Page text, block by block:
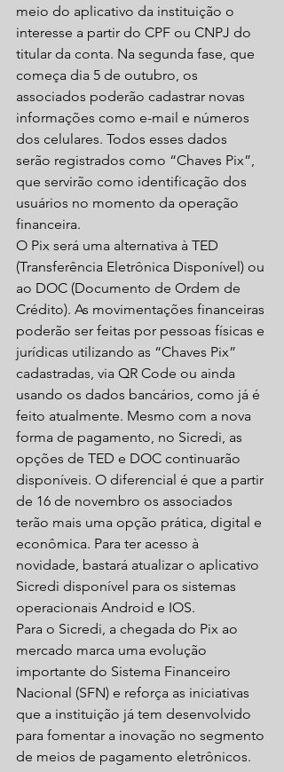
meio do aplicativo da instituição o
interesse a partir do CPF ou CNPJ do
titular da conta. Na segunda fase, que
começa dia 5 de outubro, os
associados poderão cadastrar novas
informações como e-mail e números
dos celulares. Todos esses dados
serão registrados como “Chaves Pix”,
que servirão como identificação dos
usuários no momento da operação
financeira.
O Pix será uma alternativa à TED
(Transferência Eletrônica Disponível) ou
ao DOC (Documento de Ordem de
Crédito). As movimentações financeiras
poderão ser feitas por pessoas físicas e
jurídicas utilizando as “Chaves Pix”
cadastradas, via QR Code ou ainda
usando os dados bancários, como já é
feito atualmente. Mesmo com a nova
forma de pagamento, no Sicredi, as
opções de TED e DOC continuarão
disponíveis. O diferencial é que a partir
de 16 de novembro os associados
terão mais uma opção prática, digital e
econômica. Para ter acesso à
novidade, bastará atualizar o aplicativo
Sicredi disponível para os sistemas
operacionais Android e IOS.
Para o Sicredi, a chegada do Pix ao
mercado marca uma evolução
importante do Sistema Financeiro
Nacional (SFN) e reforça as iniciativas
que a instituição já tem desenvolvido
para fomentar a inovação no segmento
de meios de pagamento eletrônicos.